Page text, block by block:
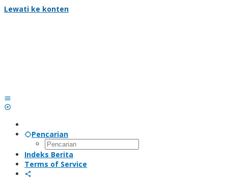
Lewati ke konten
Pencarian
Indeks Berita
Terms of Service